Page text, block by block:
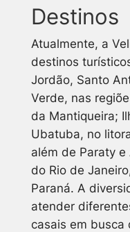
Destinos
Atualmente, a
destinos
Jordão, Santo
Verde, nas
da Mantiqueira;
Ubatuba, no
além de Paraty e
do Rio de
Paraná. A
atender
casais em busca